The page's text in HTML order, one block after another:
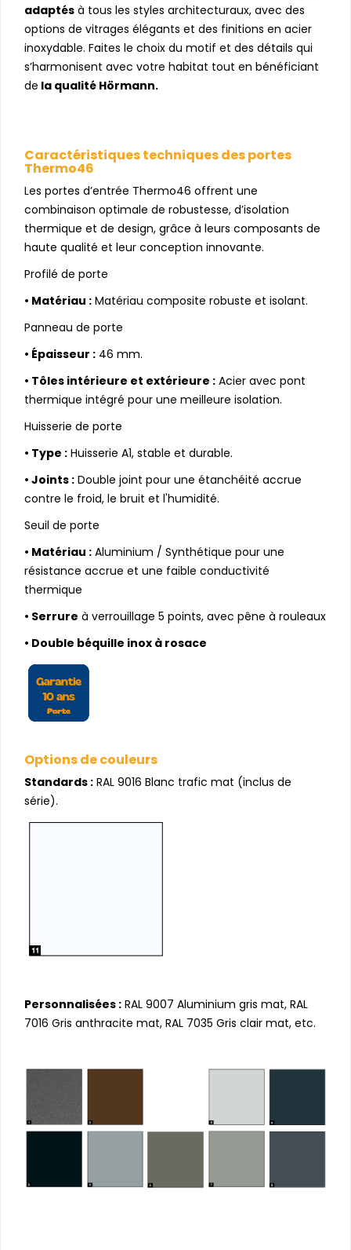
adaptés à tous les styles architecturaux, avec des
options de vitrages élégants et des finitions en acier
inoxydable. Faites le choix du motif et des détails qui
s’harmonisent avec votre habitat tout en bénéficiant
de la qualité Hörmann.
Caractéristiques techniques des portes
Thermo46
Les portes d’entrée Thermo46 offrent une
combinaison optimale de robustesse, d’isolation
thermique et de design, grâce à leurs composants de
haute qualité et leur conception innovante.
Profilé de porte
• Matériau : Matériau composite robuste et isolant.
Panneau de porte
• Épaisseur : 46 mm.
• Tôles intérieure et extérieure : Acier avec pont
thermique intégré pour une meilleure isolation.
Huisserie de porte
• Type : Huisserie A1, stable et durable.
• Joints : Double joint pour une étanchéité accrue
contre le froid, le bruit et l'humidité.
Seuil de porte
• Matériau : Aluminium / Synthétique pour une
résistance accrue et une faible conductivité
thermique
• Serrure à verrouillage 5 points, avec pêne à rouleaux
• Double béquille inox à rosace
Options de couleurs
Standards : RAL 9016 Blanc trafic mat (inclus de
série).
Personnalisées : RAL 9007 Aluminium gris mat, RAL
7016 Gris anthracite mat, RAL 7035 Gris clair mat, etc.